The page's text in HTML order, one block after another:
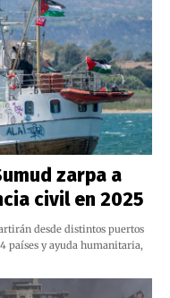
zarpa a
civil en 2025
desde distintos puertos
países y ayuda humanitaria,